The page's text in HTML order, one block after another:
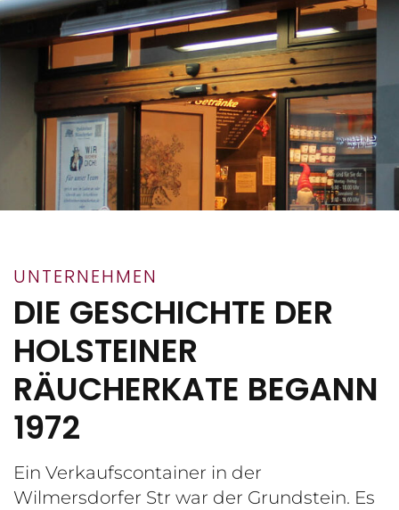
UNTERNEHMEN
DIE GESCHICHTE DER
HOLSTEINER
RÄUCHERKATE BEGANN
1972
Ein Verkaufscontainer in der
Wilmersdorfer Str war der Grundstein. Es